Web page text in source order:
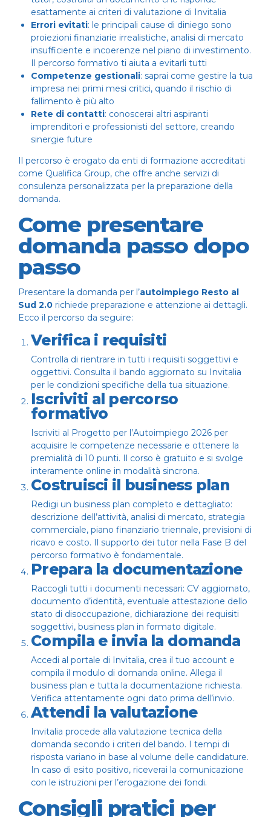
esattamente ai criteri di valutazione di Invitalia
Errori evitati: le principali cause di diniego sono
proiezioni finanziarie irrealistiche, analisi di mercato
insufficiente e incoerenze nel piano di investimento.
Il percorso formativo ti aiuta a evitarli tutti
Competenze gestionali: saprai come gestire la tua
impresa nei primi mesi critici, quando il rischio di
fallimento è più alto
Rete di contatti: conoscerai altri aspiranti
imprenditori e professionisti del settore, creando
sinergie future
Il percorso è erogato da enti di formazione accreditati
come Qualifica Group, che offre anche servizi di
consulenza personalizzata per la preparazione della
domanda.
Come presentare
domanda passo dopo
passo
Presentare la domanda per l’autoimpiego Resto al
Sud 2.0 richiede preparazione e attenzione ai dettagli.
Ecco il percorso da seguire:
Verifica i requisiti
Controlla di rientrare in tutti i requisiti soggettivi e
oggettivi. Consulta il bando aggiornato su Invitalia
per le condizioni specifiche della tua situazione.
Iscriviti al percorso
formativo
Iscriviti al Progetto per l’Autoimpiego 2026 per
acquisire le competenze necessarie e ottenere la
premialità di 10 punti. Il corso è gratuito e si svolge
interamente online in modalità sincrona.
Costruisci il business plan
Redigi un business plan completo e dettagliato:
descrizione dell’attività, analisi di mercato, strategia
commerciale, piano finanziario triennale, previsioni di
ricavo e costo. Il supporto dei tutor nella Fase B del
percorso formativo è fondamentale.
Prepara la documentazione
Raccogli tutti i documenti necessari: CV aggiornato,
documento d’identità, eventuale attestazione dello
stato di disoccupazione, dichiarazione dei requisiti
soggettivi, business plan in formato digitale.
Compila e invia la domanda
Accedi al portale di Invitalia, crea il tuo account e
compila il modulo di domanda online. Allega il
business plan e tutta la documentazione richiesta.
Verifica attentamente ogni dato prima dell’invio.
Attendi la valutazione
Invitalia procede alla valutazione tecnica della
domanda secondo i criteri del bando. I tempi di
risposta variano in base al volume delle candidature.
In caso di esito positivo, riceverai la comunicazione
con le istruzioni per l’erogazione dei fondi.
Consigli pratici per